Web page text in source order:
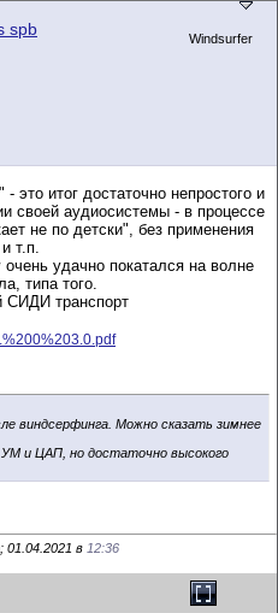
spb Windsurfer
это итог достаточно непростого и
своей аудиосистемы - в процессе
не по детски", без применения
т.п.
удачно покатался на волне
типа того.
СИДИ транспорт
виндсерфинга. Можно сказать зимнее
УМ и ЦАП, но достаточно высокого
01.04.2021 в 12:36